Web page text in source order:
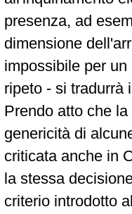
presenza, ad
dimensione
impossibile per
ripeto - si tradurrà
Prendo atto che
genericità di
criticata anche in
la stessa
criterio introdotto